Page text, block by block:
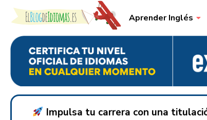
Skip to content Aprender Inglés
Impulsa tu carrera con una